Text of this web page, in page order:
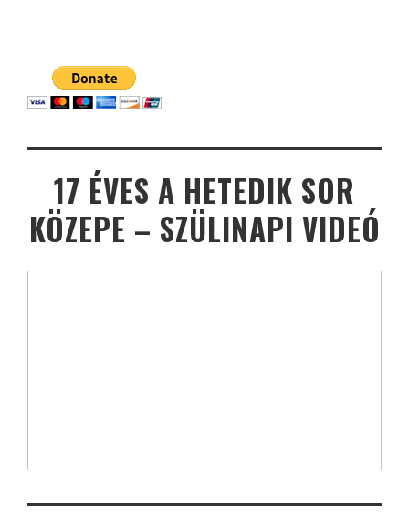
17 ÉVES A HETEDIK SOR
KÖZEPE – SZÜLINAPI VIDEÓ